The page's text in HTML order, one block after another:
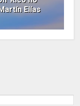
Elías